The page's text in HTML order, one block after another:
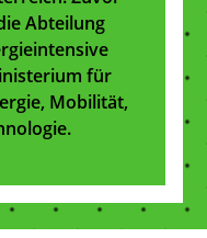
Abteilung
für
Mobilität,